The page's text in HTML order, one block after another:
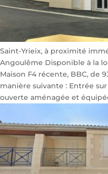
Saint-Yrieix, à proximité
Angoulême Disponible à la
Maison F4 récente, BBC, de
manière suivante : Entrée
ouverte aménagée et